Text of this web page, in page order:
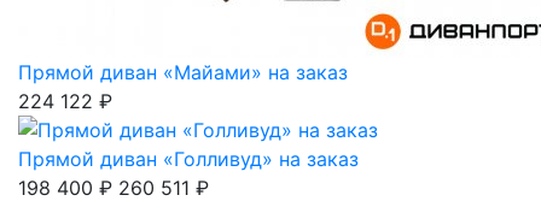
Прямой диван «Майами» на заказ
224 122 ₽
Прямой диван «Голливуд» на заказ
198 400 ₽ 260 511 ₽